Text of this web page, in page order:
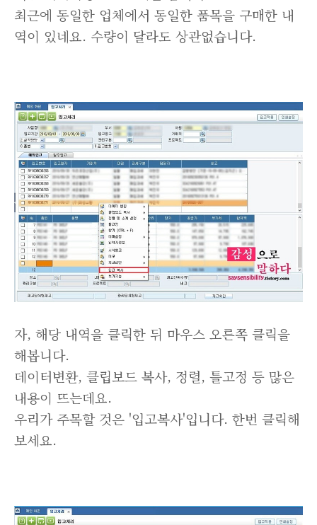
최근에 동일한 업체에서 동일한 품목을 구매한 내
역이 있네요. 수량이 달라도 상관없습니다.
자, 해당 내역을 클릭한 뒤 마우스 오른쪽 클릭을
해봅니다.
데이터변환, 클립보드 복사, 정렬, 틀고정 등 많은
내용이 뜨는데요.
우리가 주목할 것은 '입고복사'입니다. 한번 클릭해
보세요.